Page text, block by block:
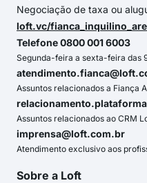
Negociação de taxa ou
loft.vc/
Telefone 0800 001 6003
Segunda-feira a sexta-feira das
Assuntos relacionados a Fiança
Assuntos relacionados ao CRM
imprensa@loft.com.br
Atendimento exclusivo aos
Sobre a Loft